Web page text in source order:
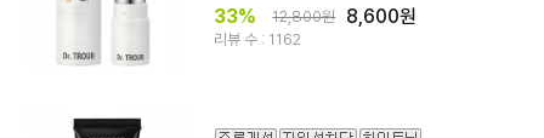
33% 12,800원 8,600원
리뷰 수 : 1162